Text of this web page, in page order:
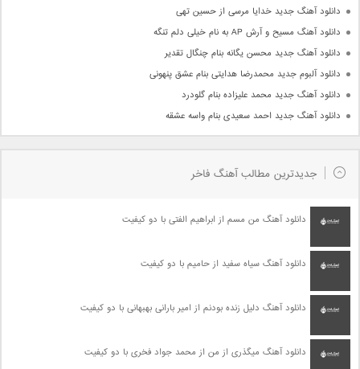
دانلود آهنگ جدید خدایا مرسی از حسین تهی
دانلود آهنگ مسیح و آرش AP به نام خیلی دلم تنگه
دانلود آهنگ جدید محسن یگانه بنام چنگال تقدیر
دانلود آلبوم جدید محمدرضا هدایتی بنام عشق پنهونی
دانلود آهنگ جدید محمد علیزاده بنام گلودرد
دانلود آهنگ جدید احمد سعیدی بنام واسه عشقه
جدیدترین مطالب آهنگ فاخر
دانلود آهنگ من مسم از ابراهیم الفتی با دو کیفیت
دانلود آهنگ سیاه سفید از حامیم با دو کیفیت
دانلود آهنگ دلیل زنده بودنم از امیر بارانی بهبهانی با دو کیفیت
دانلود آهنگ میگذری از من از محمد جواد فخری با دو کیفیت